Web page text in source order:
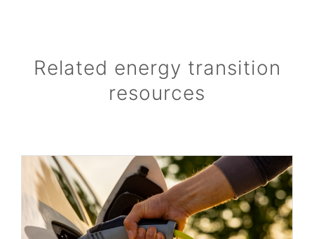
Related energy transition
resources